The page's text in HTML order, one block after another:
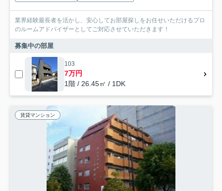
業界経験最長者を活かし、安心してお部屋探しをお任せいただけるプロ
のルームアドバイザーとしてご対応させていただきます！
募集中の部屋
103
7万円
1階 / 26.45㎡ / 1DK
賃貸マンション